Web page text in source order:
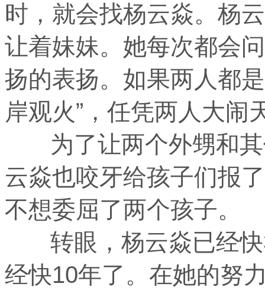
时，就会找杨云焱。杨
让着妹妹。她每次都会
扬的表扬。如果两人都
岸观火”，任凭两人大闹
为了让两个外甥和其
云焱也咬牙给孩子们报
不想委屈了两个孩子。
转眼，杨云焱已经快
经快10年了。在她的努